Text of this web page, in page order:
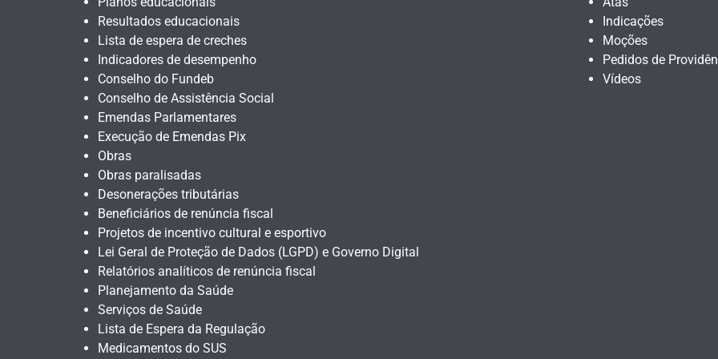
Resultados educacionais
Lista de espera de creches
Indicadores de desempenho
Conselho do Fundeb
Conselho de Assistência Social
Emendas Parlamentares
Execução de Emendas Pix
Obras
Obras paralisadas
Desonerações tributárias
Beneficiários de renúncia fiscal
Projetos de incentivo cultural e esportivo
Lei Geral de Proteção de Dados (LGPD) e Governo Digital
Relatórios analíticos de renúncia fiscal
Planejamento da Saúde
Serviços de Saúde
Lista de Espera da Regulação
Medicamentos do SUS
Indicações
Moções
Pedidos de
Vídeos